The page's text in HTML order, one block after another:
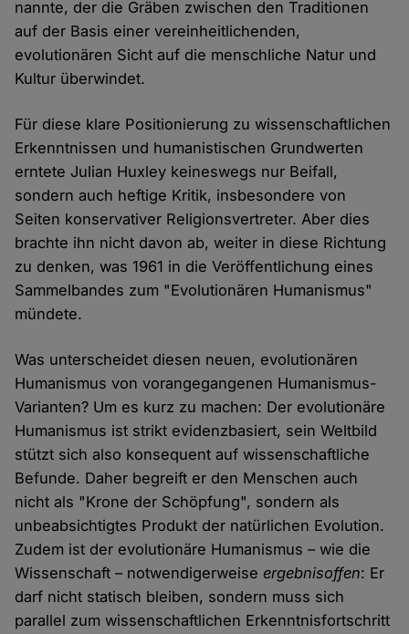
nannte, der die Gräben zwischen den Traditionen
auf der Basis einer vereinheitlichenden,
evolutionären Sicht auf die menschliche Natur und
Kultur überwindet.
Für diese klare Positionierung zu wissenschaftlichen
Erkenntnissen und humanistischen Grundwerten
erntete Julian Huxley keineswegs nur Beifall,
sondern auch heftige Kritik, insbesondere von
Seiten konservativer Religionsvertreter. Aber dies
brachte ihn nicht davon ab, weiter in diese Richtung
zu denken, was 1961 in die Veröffentlichung eines
Sammelbandes zum "Evolutionären Humanismus"
mündete.
Was unterscheidet diesen neuen, evolutionären
Humanismus von vorangegangenen Humanismus-
Varianten? Um es kurz zu machen: Der evolutionäre
Humanismus ist strikt evidenzbasiert, sein Weltbild
stützt sich also konsequent auf wissenschaftliche
Befunde. Daher begreift er den Menschen auch
nicht als "Krone der Schöpfung", sondern als
unbeabsichtigtes Produkt der natürlichen Evolution.
Zudem ist der evolutionäre Humanismus – wie die
Wissenschaft – notwendigerweiseergebnisoffen: Er
darf nicht statisch bleiben, sondern muss sich
parallel zum wissenschaftlichen Erkenntnisfortschritt